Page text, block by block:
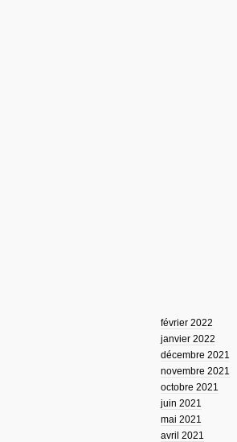
février 2022
janvier 2022
décembre 2021
novembre 2021
octobre 2021
juin 2021
mai 2021
avril 2021